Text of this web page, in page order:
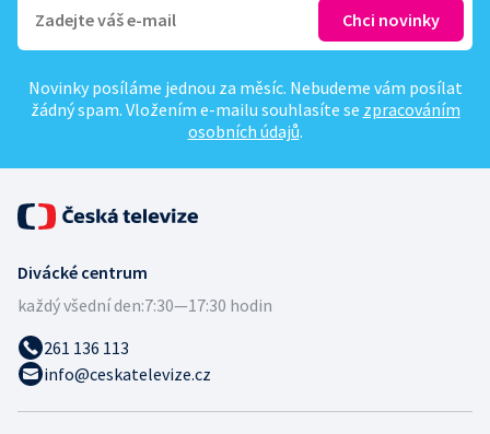
Novinky posíláme jednou za měsíc. Nebudeme vám posílat
žádný spam. Vložením e-mailu souhlasíte se zpracováním
osobních údajů.